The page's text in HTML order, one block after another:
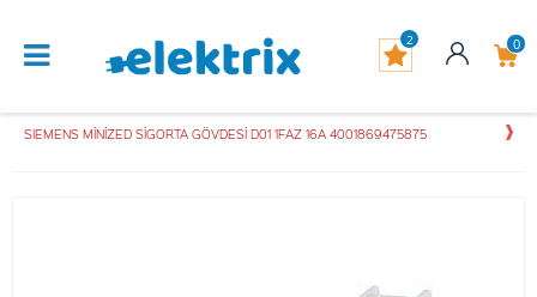
0
2
SIEMENS MİNİZED SİGORTA GÖVDESİ D01 1FAZ 16A 4001869475875